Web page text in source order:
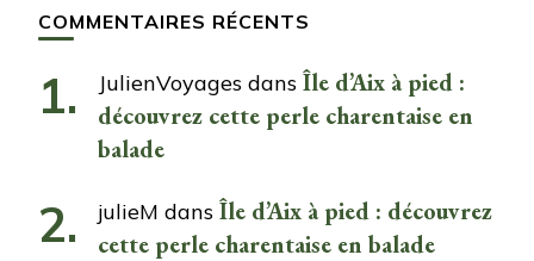
COMMENTAIRES RÉCENTS
JulienVoyages dans Île d’Aix à pied :
découvrez cette perle charentaise en
balade
julieM dans Île d’Aix à pied : découvrez
cette perle charentaise en balade